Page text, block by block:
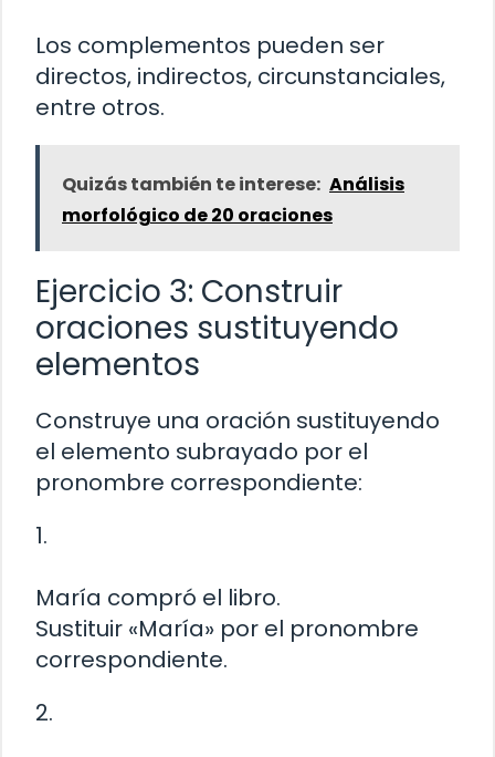
Los complementos pueden ser
directos, indirectos, circunstanciales,
entre otros.
Quizás también te interese: Análisis
morfológico de 20 oraciones
Ejercicio 3: Construir
oraciones sustituyendo
elementos
Construye una oración sustituyendo
el elemento subrayado por el
pronombre correspondiente:
1.
María compró el libro.
Sustituir «María» por el pronombre
correspondiente.
2.